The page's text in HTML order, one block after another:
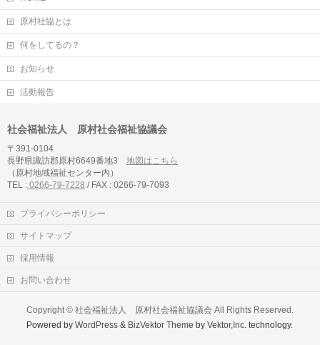
原村社協とは
何をしてるの？
お知らせ
活動報告
社会福祉法人 原村社会福祉協議会
〒391-0104
長野県諏訪郡原村6649番地3 地図はこちら
（原村地域福祉センター内）
TEL : 0266-79-7228 / FAX : 0266-79-7093
プライバシーポリシー
サイトマップ
採用情報
お問い合わせ
Copyright © 社会福祉法人 原村社会福祉協議会All Rights Reserved.
Powered byWordPress & BizVektor Theme byVektor,Inc. technology.